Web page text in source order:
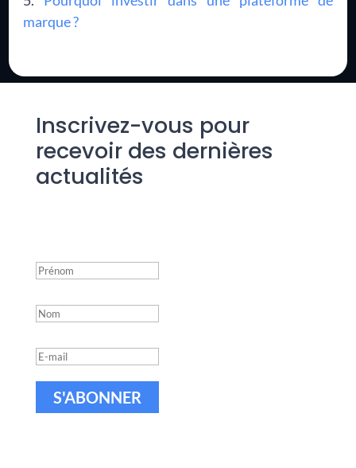
marque ?
Inscrivez-vous pour
recevoir des dernières
actualités
S'ABONNER